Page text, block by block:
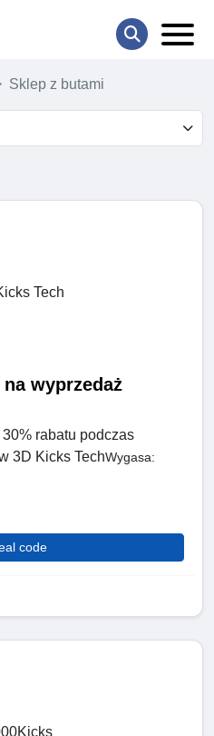
Sklep z butami
wyprzedaż
rabatu podczas
3D Kicks TechWygasa:
code